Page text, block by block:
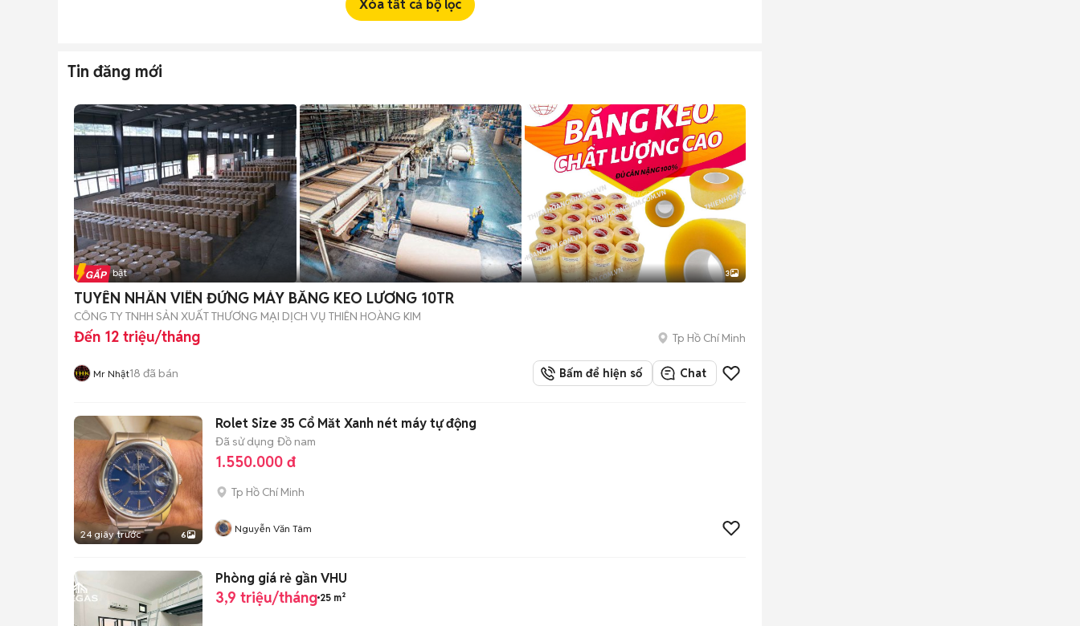
Xóa tất cả bộ lọc
Tin đăng mới
Tin nổi bật 3
TUYỂN NHÂN VIÊN ĐỨNG MÁY BĂNG KEO LƯƠNG 10TR
CÔNG TY TNHH SẢN XUẤT THƯƠNG MẠI DỊCH VỤ THIÊN HOÀNG KIM
Đến 12 triệu/tháng Tp Hồ Chí Minh
Mr Nhật18 đã bán Bấm để hiện số Chat
24 giây trước 6
Rolet Size 35 Cổ Măt Xanh nét máy tự động
Đã sử dụng Đồ nam
1.550.000 đ
Tp Hồ Chí Minh
Nguyễn Văn Tâm
Phòng giá rẻ gần VHU
3,9 triệu/tháng 25 m²